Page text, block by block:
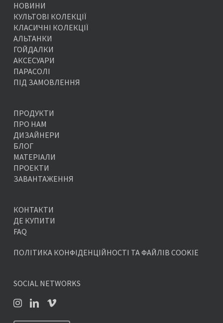
НОВИНИ
КУЛЬТОВІ КОЛЕКЦІЇ
КЛАСИЧНІ КОЛЕКЦІЇ
АЛЬТАНКИ
ГОЙДАЛКИ
АКСЕСУАРИ
ПАРАСОЛІ
ПІД ЗАМОВЛЕННЯ
ПРОДУКТИ
ПРО НАМ
ДИЗАЙНЕРИ
БЛОГ
МАТЕРІАЛИ
ПРОЕКТИ
ЗАВАНТАЖЕННЯ
КОНТАКТИ
ДЕ КУПИТИ
FAQ
ПОЛІТИКА КОНФІДЕНЦІЙНОСТІ ТА ФАЙЛІВ COOKIE
SOCIAL NETWORKS